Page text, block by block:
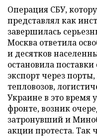
Операция СБУ,
представлял как
завершилась
Москва ответила
и десятков
остановила
экспорт через
тепловозов,
Украине в это время
фронте, возник
затронувший и
акции протеста. Так